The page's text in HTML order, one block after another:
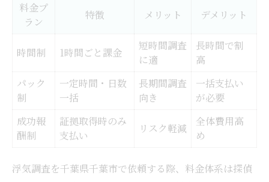
料金プ
ラン
特徴 メリット デメリット
時間制 1時間ごと課金
短時間調査
に適
長時間で割
高
パック
制
一定時間・日数
一括
長期間調査
向き
一括支払い
が必要
成功報
酬制
証拠取得時のみ
支払い
リスク軽減
全体費用高
め
浮気調査を千葉県千葉市で依頼する際、料金体系は探偵